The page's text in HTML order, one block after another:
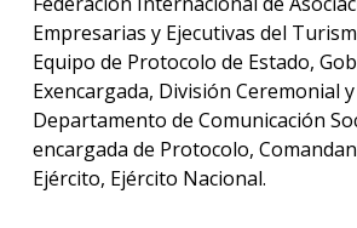
Empresarias y Ejecutivas del
Equipo de Protocolo de Estado,
Exencargada, División Ceremonial
Departamento de Comunicación
encargada de Protocolo,
Ejército, Ejército Nacional.